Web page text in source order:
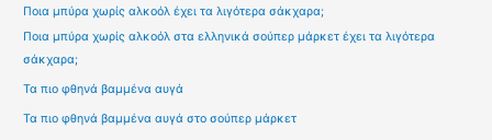
Ποια μπύρα χωρίς αλκοόλ έχει τα λιγότερα σάκχαρα;
Ποια μπύρα χωρίς αλκοόλ στα ελληνικά σούπερ μάρκετ έχει τα λιγότερα
σάκχαρα;
Τα πιο φθηνά βαμμένα αυγά
Τα πιο φθηνά βαμμένα αυγά στο σούπερ μάρκετ